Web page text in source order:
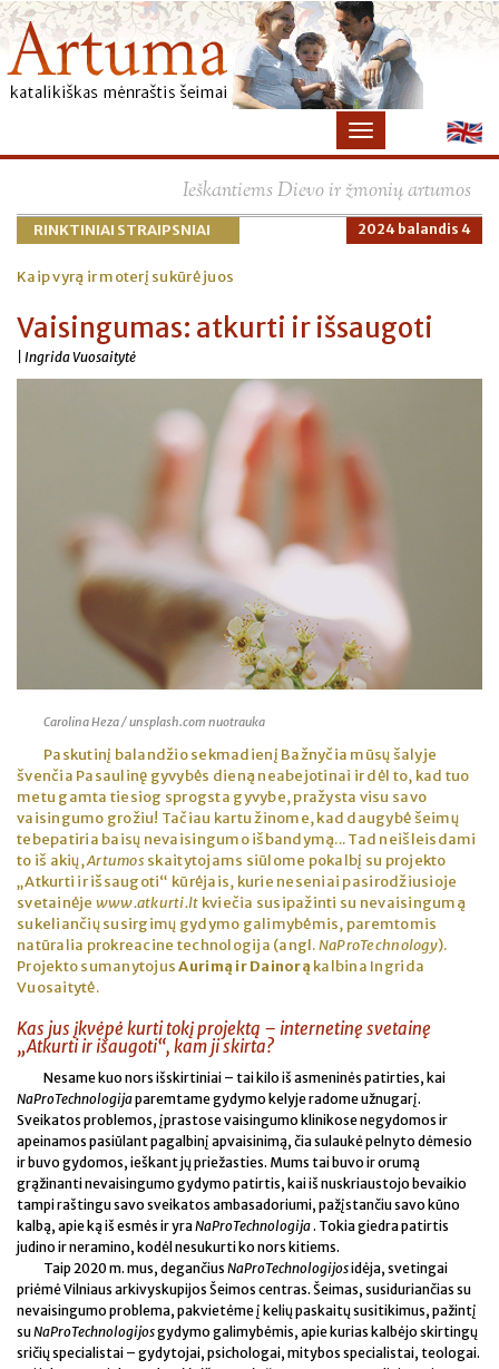
Ieškantiems Dievo ir žmonių artumos
RINKTINIAI STRAIPSNIAI 2024 balandis 4
Kaip vyrą ir moterį sukūrė juos
Vaisingumas: atkurti ir išsaugoti
| Ingrida Vuosaitytė
Carolina Heza / unsplash.com nuotrauka
Paskutinį balandžio sekmadienį Bažnyčia mūsų šalyje
švenčia Pasaulinę gyvybės dieną neabejotinai ir dėl to, kad tuo
metu gamta tiesiog sprogsta gyvybe, pražysta visu savo
vaisingumo grožiu! Tačiau kartu žinome, kad daugybė šeimų
tebepatiria baisų nevaisingumo išbandymą... Tad neišleisdami
to iš akių,Artumosskaitytojams siūlome pokalbį su projekto
„Atkurti ir išsaugoti“ kūrėjais, kurie neseniai pasirodžiusioje
svetainėje www.atkurti.lt kviečia susipažinti su nevaisingumą
sukeliančių susirgimų gydymo galimybėmis, paremtomis
natūralia prokreacine technologija (angl.NaProTechnology).
Projekto sumanytojusAurimą ir Dainorą kalbina Ingrida
Vuosaitytė.
Kas jus įkvėpė kurti tokį projektą – internetinę svetainę
„Atkurti ir išaugoti“, kam ji skirta?
Nesame kuo nors išskirtiniai – tai kilo iš asmeninės patirties, kai
NaProTechnologijaparemtame gydymo kelyje radome užnugarį.
Sveikatos problemos, įprastose vaisingumo klinikose negydomos ir
apeinamos pasiūlant pagalbinį apvaisinimą, čia sulaukė pelnyto dėmesio
ir buvo gydomos, ieškant jų priežasties. Mums tai buvo ir orumą
grąžinanti nevaisingumo gydymo patirtis, kai iš nuskriaustojo bevaikio
tampi raštingu savo sveikatos ambasadoriumi, pažįstančiu savo kūno
kalbą, apie ką iš esmės ir yraNaProTechnologija. Tokia giedra patirtis
judino ir neramino, kodėl nesukurti ko nors kitiems.
Taip 2020 m. mus, degančius NaProTechnologijosidėja, svetingai
priėmė Vilniaus arkivyskupijos Šeimos centras. Šeimas, susiduriančias su
nevaisingumo problema, pakvietėme į kelių paskaitų susitikimus, pažintį
suNaProTechnologijosgydymo galimybėmis, apie kurias kalbėjo skirtingų
sričių specialistai – gydytojai, psichologai, mitybos specialistai, teologai.
×